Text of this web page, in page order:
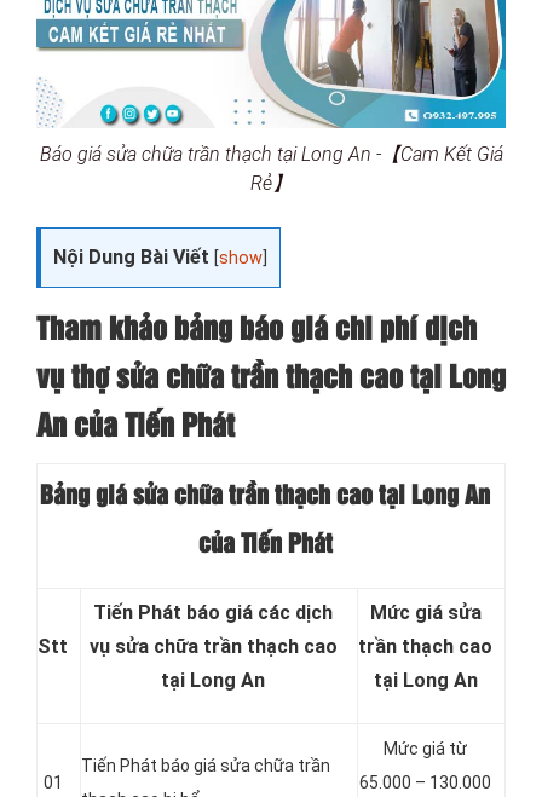
Báo giá sửa chữa trần thạch tại Long An -【Cam Kết Giá
Rẻ】
Nội Dung Bài Viết [show
Tham khảo bảng báo giá chi phí dịch
vụ thợ sửa chữa trần thạch cao tại Long
An của Tiến Phát
Bảng giá sửa chữa trần thạch cao tại Long An
của Tiến Phát
Stt
Tiến Phát báo giá các dịch
vụ sửa chữa trần thạch cao
tại Long An
Mức giá sửa
trần thạch cao
tại Long An
01
Tiến Phát báo giá sửa chữa trần
Mức giá từ
65.000 – 130.000